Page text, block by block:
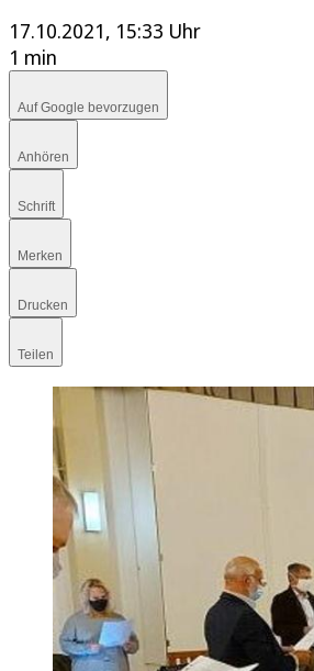
17.10.2021, 15:33 Uhr
1 min
Auf Google bevorzugen
Anhören
Schrift
Merken
Drucken
Teilen